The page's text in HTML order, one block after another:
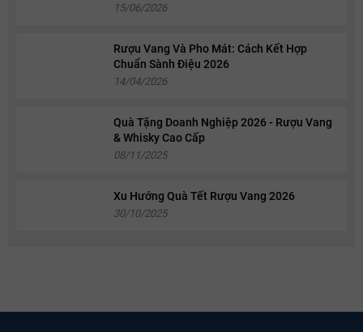
15/06/2026
Rượu Vang Và Pho Mát: Cách Kết Hợp
Chuẩn Sành Điệu 2026
14/04/2026
Quà Tặng Doanh Nghiệp 2026 - Rượu Vang
& Whisky Cao Cấp
08/11/2025
Xu Hướng Quà Tết Rượu Vang 2026
30/10/2025